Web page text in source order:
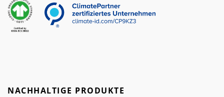
NACHHALTIGE PRODUKTE